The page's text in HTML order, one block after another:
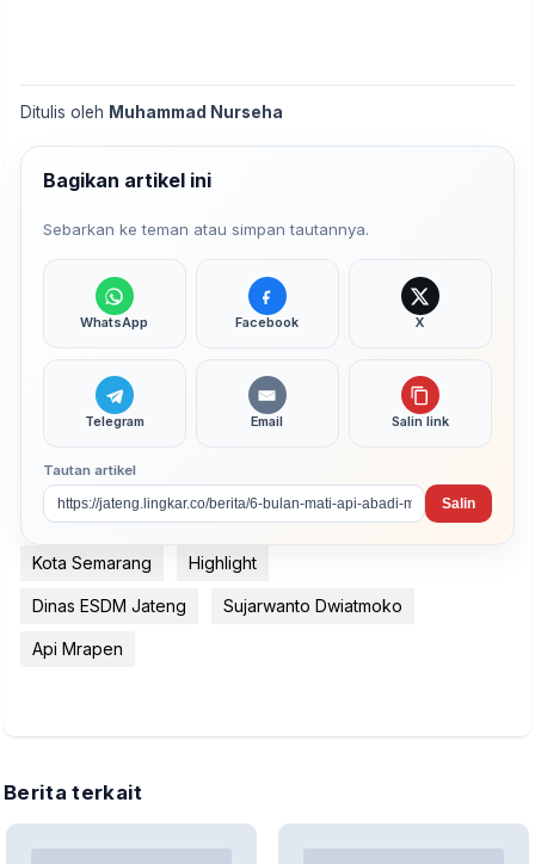
Ditulis oleh Muhammad Nurseha
Bagikan artikel ini
Sebarkan ke teman atau simpan tautannya.
WhatsApp Facebook X
Telegram Email Salin link
Tautan artikel
Salin
Kota Semarang Highlight
Dinas ESDM Jateng Sujarwanto Dwiatmoko
Api Mrapen
Berita terkait